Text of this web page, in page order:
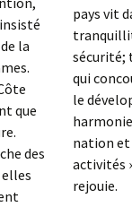
la
que
des
pays vit
sécurité;
qui
le
nation et
activités
rejouie.